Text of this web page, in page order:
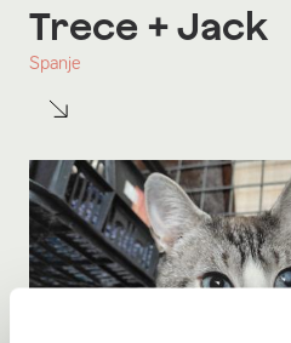
Trece + Jack
Spanje